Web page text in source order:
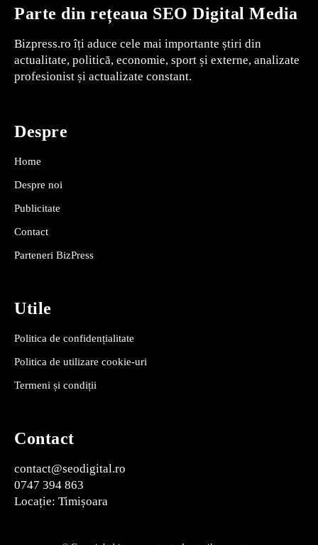
Parte din rețeaua SEO Digital Media
Bizpress.ro îți aduce cele mai importante știri din
actualitate, politică, economie, sport și externe, analizate
profesionist și actualizate constant.
Despre
Home
Despre noi
Publicitate
Contact
Parteneri BizPress
Utile
Politica de confidențialitate
Politica de utilizare cookie-uri
Termeni și condiții
Contact
contact@seodigital.ro
0747 394 863
Locație: Timișoara